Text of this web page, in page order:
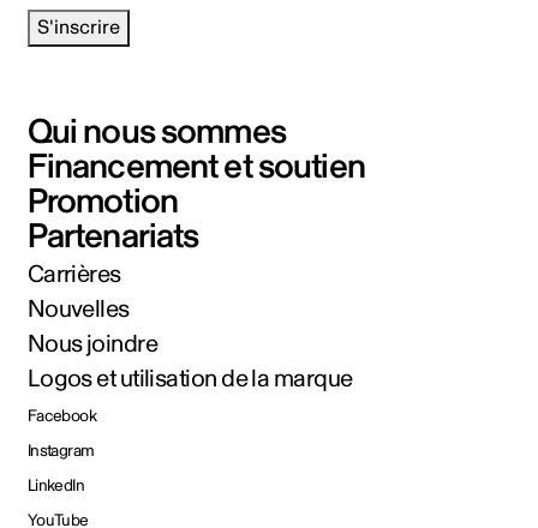
S'inscrire
Qui nous sommes
Financement et soutien
Promotion
Partenariats
Carrières
Nouvelles
Nous joindre
Logos et utilisation de la marque
Facebook
Instagram
LinkedIn
YouTube